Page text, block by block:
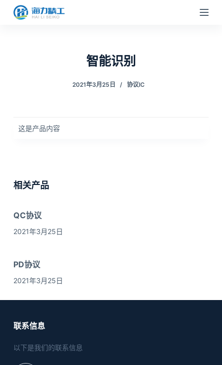
跳
智能识别
2021年3月25日 协议IC
这是产品内容
相关产品
QC协议
2021年3月25日
PD协议
2021年3月25日
联系信息
以下是我们的联系信息